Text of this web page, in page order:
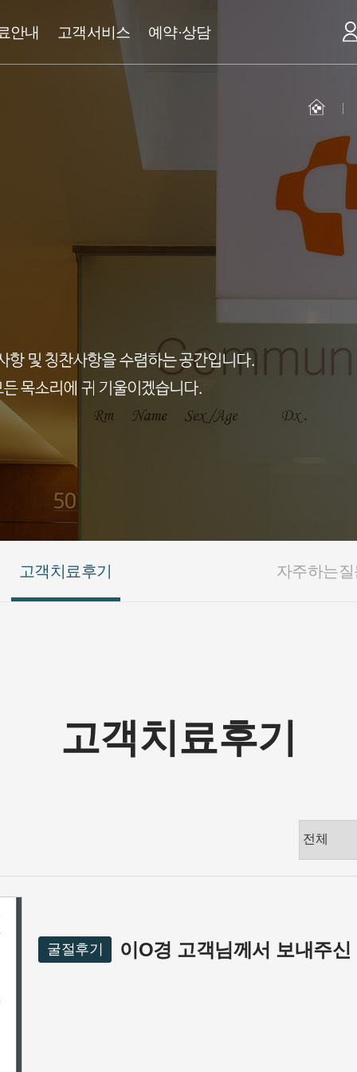
안내 고객서비스 예약·상담
고객치료후기 자주하는
고객치료후기
굴절후기 이O경 고객님께서 보내주